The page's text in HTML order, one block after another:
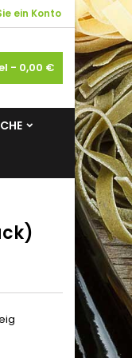
ein Konto
- 0,00 €